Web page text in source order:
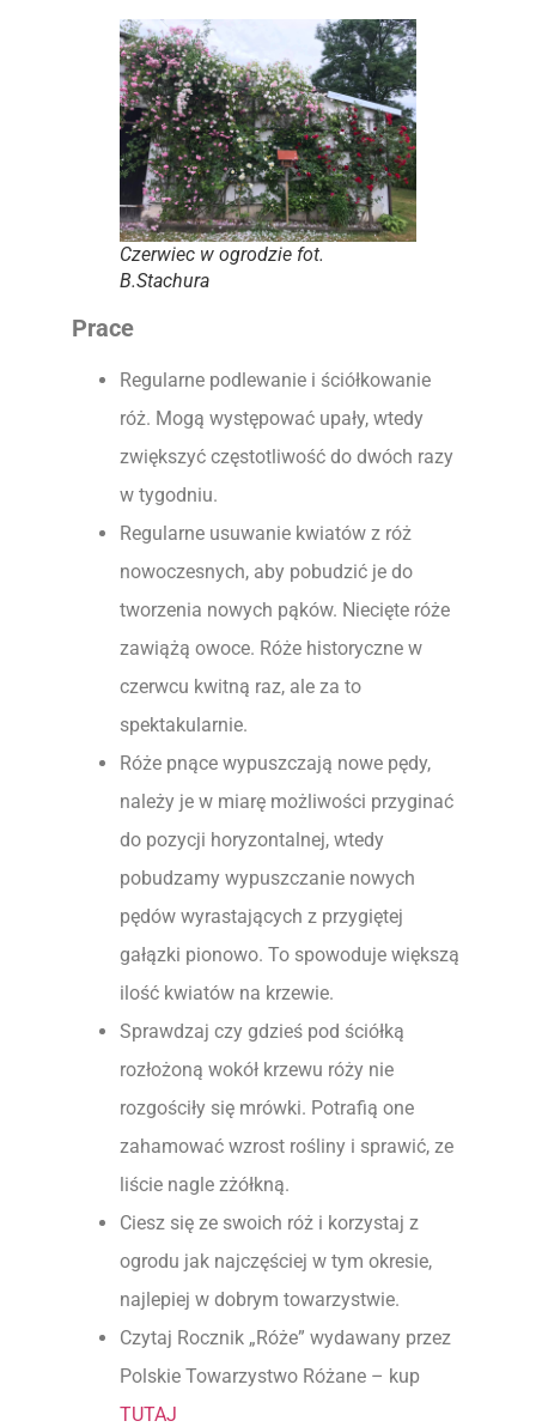
Czerwiec w ogrodzie fot.
B.Stachura
Prace
Regularne podlewanie i ściółkowanie
róż. Mogą występować upały, wtedy
zwiększyć częstotliwość do dwóch razy
w tygodniu.
Regularne usuwanie kwiatów z róż
nowoczesnych, aby pobudzić je do
tworzenia nowych pąków. Niecięte róże
zawiążą owoce. Róże historyczne w
czerwcu kwitną raz, ale za to
spektakularnie.
Róże pnące wypuszczają nowe pędy,
należy je w miarę możliwości przyginać
do pozycji horyzontalnej, wtedy
pobudzamy wypuszczanie nowych
pędów wyrastających z przygiętej
gałązki pionowo. To spowoduje większą
ilość kwiatów na krzewie.
Sprawdzaj czy gdzieś pod ściółką
rozłożoną wokół krzewu róży nie
rozgościły się mrówki. Potrafią one
zahamować wzrost rośliny i sprawić, ze
liście nagle zżółkną.
Ciesz się ze swoich róż i korzystaj z
ogrodu jak najczęściej w tym okresie,
najlepiej w dobrym towarzystwie.
Czytaj Rocznik „Róże” wydawany przez
Polskie Towarzystwo Różane – kup
TUTAJ